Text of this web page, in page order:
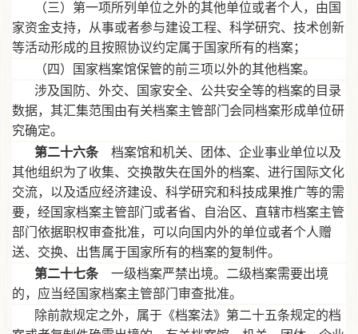
（三）第一项所列单位之外的其他单位或者个人，由国
家资金支持，从事或者参与建设工程、科学研究、技术创新
等活动形成的且按照协议约定属于国家所有的档案；
（四）国家档案馆保管的前三项以外的其他档案。
涉及国防、外交、国家安全、公共安全等的档案的目录
数据，其汇集范围由有关档案主管部门会同档案形成单位研
究确定。
第二十六条 档案馆和机关、团体、企业事业单位以及
其他组织为了收集、交换散失在国外的档案、进行国际文化
交流，以及适应经济建设、科学研究和科技成果推广等的需
要，经国家档案主管部门或者省、自治区、直辖市档案主管
部门依据职权审查批准，可以向国内外的单位或者个人赠
送、交换、出售属于国家所有的档案的复制件。
第二十七条 一级档案严禁出境。二级档案需要出境
的，应当经国家档案主管部门审查批准。
除前款规定之外，属于《档案法》第二十五条规定的档